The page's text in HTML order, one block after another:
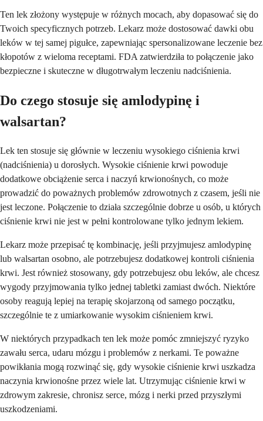
Ten lek złożony występuje w różnych mocach, aby dopasować się do
Twoich specyficznych potrzeb. Lekarz może dostosować dawki obu
leków w tej samej pigułce, zapewniając spersonalizowane leczenie bez
kłopotów z wieloma receptami. FDA zatwierdziła to połączenie jako
bezpieczne i skuteczne w długotrwałym leczeniu nadciśnienia.
Do czego stosuje się amlodypinę i
walsartan?
Lek ten stosuje się głównie w leczeniu wysokiego ciśnienia krwi
(nadciśnienia) u dorosłych. Wysokie ciśnienie krwi powoduje
dodatkowe obciążenie serca i naczyń krwionośnych, co może
prowadzić do poważnych problemów zdrowotnych z czasem, jeśli nie
jest leczone. Połączenie to działa szczególnie dobrze u osób, u których
ciśnienie krwi nie jest w pełni kontrolowane tylko jednym lekiem.
Lekarz może przepisać tę kombinację, jeśli przyjmujesz amlodypinę
lub walsartan osobno, ale potrzebujesz dodatkowej kontroli ciśnienia
krwi. Jest również stosowany, gdy potrzebujesz obu leków, ale chcesz
wygody przyjmowania tylko jednej tabletki zamiast dwóch. Niektóre
osoby reagują lepiej na terapię skojarzoną od samego początku,
szczególnie te z umiarkowanie wysokim ciśnieniem krwi.
W niektórych przypadkach ten lek może pomóc zmniejszyć ryzyko
zawału serca, udaru mózgu i problemów z nerkami. Te poważne
powikłania mogą rozwinąć się, gdy wysokie ciśnienie krwi uszkadza
naczynia krwionośne przez wiele lat. Utrzymując ciśnienie krwi w
zdrowym zakresie, chronisz serce, mózg i nerki przed przyszłymi
uszkodzeniami.